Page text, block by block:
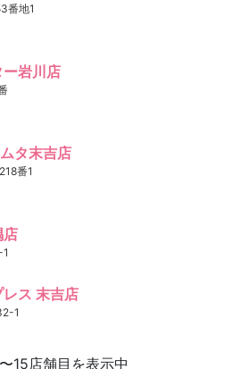
番地1
岩川店
タ末吉店
番1
店
ス 末吉店
1
15店舗目を表示中